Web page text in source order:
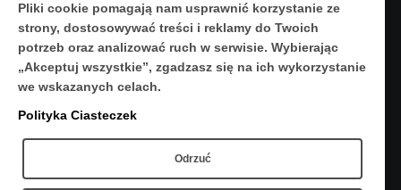
Moje konto
O Nas
Polityka prywatności
Regulamin
FAQ
OBSERWUJ NAS
Pliki cookie pomagają nam usprawnić korzystanie ze
strony, dostosowywać treści i reklamy do Twoich
potrzeb oraz analizować ruch w serwisie. Wybierając
„Akceptuj wszystkie”, zgadzasz się na ich wykorzystanie
we wskazanych celach.
Polityka Ciasteczek
Odrzuć